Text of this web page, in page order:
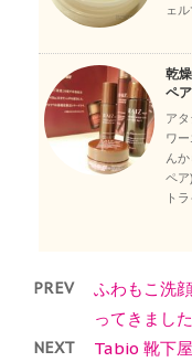
ェル
乾
ペ
ア
ワ
ん
ペア
ト
PREV
ふわもこ洗
ってきまし
NEXT Tabio 靴下